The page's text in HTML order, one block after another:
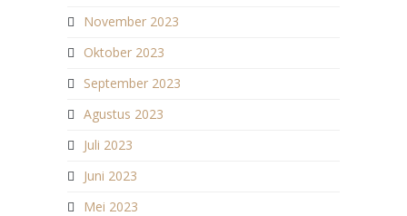
November 2023
Oktober 2023
September 2023
Agustus 2023
Juli 2023
Juni 2023
Mei 2023